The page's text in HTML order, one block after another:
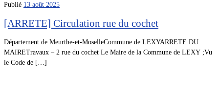
Publié 13 août 2025
[ARRETE] Circulation rue du cochet
Département de Meurthe-et-MoselleCommune de LEXYARRETE DU
MAIRETravaux – 2 rue du cochet Le Maire de la Commune de LEXY ;Vu
le Code de […]